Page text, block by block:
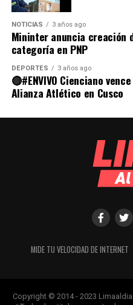
NOTICIAS 3 años ago
Mininter anuncia creación
categoría en PNP
DEPORTES 3 años ago
🔴#ENVIVO Cienciano
Alianza Atlético en Cusco
MIDE TU VELOCIDAD DE INTERNET
Copyright © 2014 - 2023